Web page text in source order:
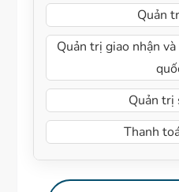
Quản
Quản trị giao nhận
Quản trị
Thanh